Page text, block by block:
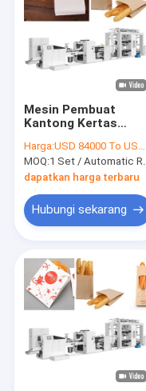
Mesin Pembuat
Kantong Kertas
350mm Roll Feeding
Paper Bag Machine
Harga:USD 84000 To USD 100000 Per Set
MOQ:1 Set / Automatic Roll Feeding 350mm Lebar Mesin Lini Produksi Kantong Kertas
dapatkan harga terbaru
Hubungi sekarang